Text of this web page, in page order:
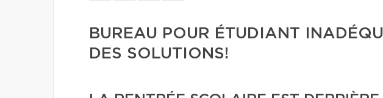
BUREAU POUR ÉTUDIANT
DES SOLUTIONS!